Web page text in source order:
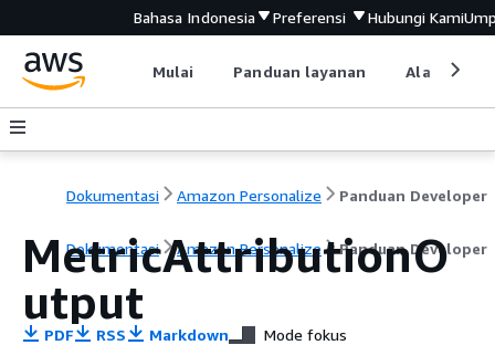
Bahasa Indonesia Preferensi Hubungi Kami
Mulai Panduan layanan Alat
Dokumentasi Amazon Personalize Panduan Developer
Dokumentasi Amazon Personalize Panduan Developer
MetricAttributionO
utput
PDF RSS Markdown Mode fokus